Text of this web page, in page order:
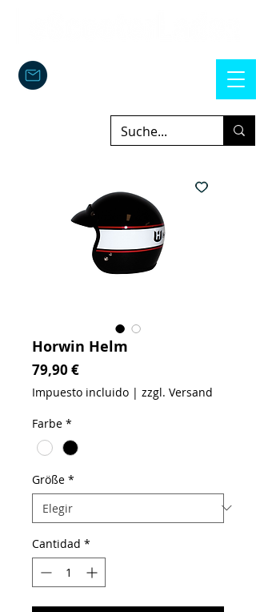
Horwin Helm
79,90 €Precio
Impuesto incluido | zzgl. Versand
Farbe *
Größe *
Cantidad *